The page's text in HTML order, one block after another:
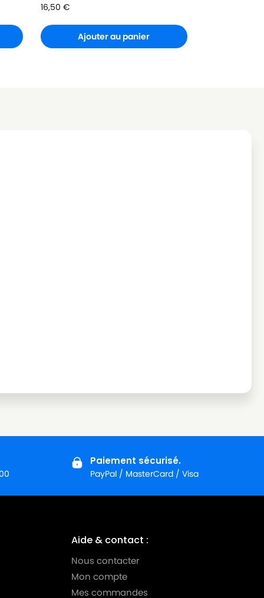
16,50€
Ajouter au panier
Paiement sécurisé.
PayPal / MasterCard / Visa
Aide & contact :
Nous contacter
Mon compte
Mes commandes